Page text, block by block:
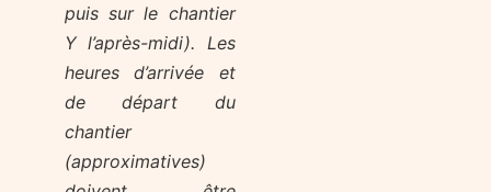
puis sur le chantier
Y l’après-midi). Les
heures d’arrivée et
de départ du
chantier
(approximatives)